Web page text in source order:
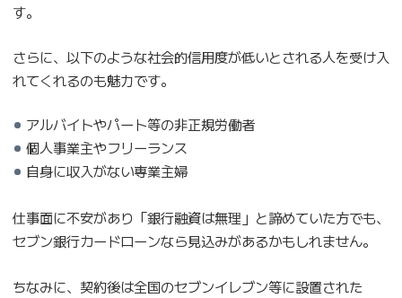
す。
さらに、以下のような社会的信用度が低いとされる人を受け入
れてくれるのも魅力です。
アルバイトやパート等の非正規労働者
個人事業主やフリーランス
自身に収入がない専業主婦
仕事面に不安があり「銀行融資は無理」と諦めていた方でも、
セブン銀行カードローンなら見込みがあるかもしれません。
ちなみに、契約後は全国のセブンイレブン等に設置された